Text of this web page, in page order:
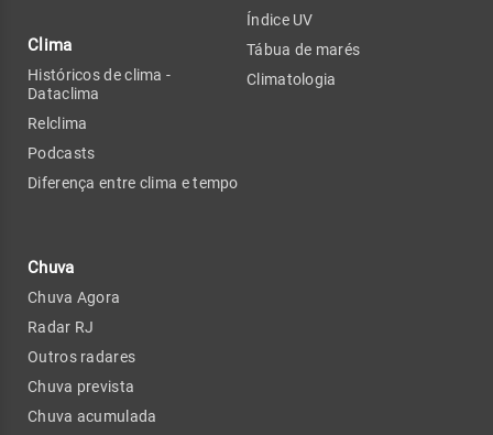
Clima
Históricos de clima -
Dataclima
Relclima
Podcasts
Diferença entre clima e tempo
Chuva
Chuva Agora
Radar RJ
Outros radares
Chuva prevista
Chuva acumulada
Índice UV
Tábua de marés
Climatologia